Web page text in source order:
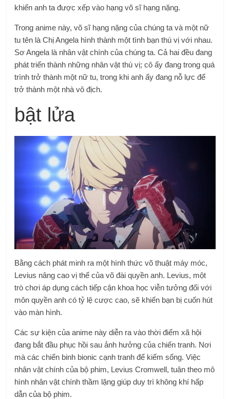
khiến anh ta được xếp vào hạng võ sĩ hạng nặng.
Trong anime này, võ sĩ hạng nặng của chúng ta và một nữ
tu tên là Chị Angela hình thành một tình bạn thú vị với nhau.
Sơ Angela là nhân vật chính của chúng ta. Cả hai đều đang
phát triển thành những nhân vật thú vị; cô ấy đang trong quá
trình trở thành một nữ tu, trong khi anh ấy đang nỗ lực để
trở thành một nhà vô địch.
bật lửa
Bằng cách phát minh ra một hình thức võ thuật máy móc,
Levius nâng cao vị thế của võ đài quyền anh. Levius, một
trò chơi áp dụng cách tiếp cận khoa học viễn tưởng đối với
môn quyền anh có tỷ lệ cược cao, sẽ khiến bạn bị cuốn hút
vào màn hình.
Các sự kiện của anime này diễn ra vào thời điểm xã hội
đang bắt đầu phục hồi sau ảnh hưởng của chiến tranh. Nơi
mà các chiến binh bionic cạnh tranh để kiếm sống. Việc
nhân vật chính của bộ phim, Levius Cromwell, tuân theo mô
hình nhân vật chính thầm lặng giúp duy trì không khí hấp
dẫn của bộ phim.